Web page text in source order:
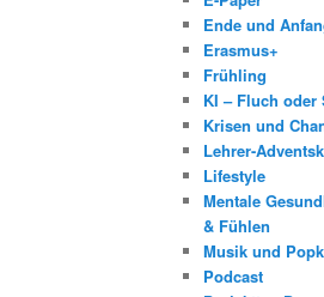
Ende und
Erasmus+
Frühling
KI – Fluch oder
Krisen und
Lehrer-
Lifestyle
Mentale
& Fühlen
Musik und
Podcast